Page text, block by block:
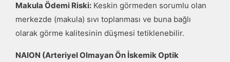
Makula Ödemi Riski: Keskin görmeden sorumlu olan
merkezde (makula) sıvı toplanması ve buna bağlı
olarak görme kalitesinin düşmesi tetiklenebilir.
NAION (Arteriyel Olmayan Ön İskemik Optik